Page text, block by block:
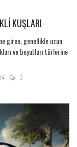
KUŞLARI
giren, genellikle uzun
ve boyutları türlerine
0